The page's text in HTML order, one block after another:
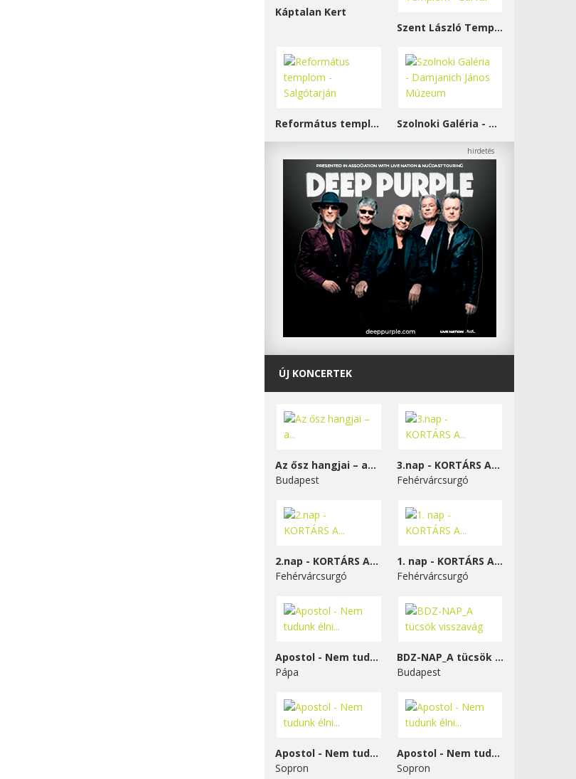
Káptalan Kert
Szent László Templom - Sárvár
Református templom - Salgótarján Szolnoki Galéria - Damjanich János Múzeum
ÚJ KONCERTEK
Az ősz hangjai – a...
Budapest
3.nap - KORTÁRS A...
Fehérvárcsurgó
2.nap - KORTÁRS A...
Fehérvárcsurgó
1. nap - KORTÁRS A...
Fehérvárcsurgó
Apostol - Nem tudunk élni...
Pápa
BDZ-NAP_A tücsök visszavág
Budapest
Apostol - Nem tudunk élni...
Sopron
Apostol - Nem tudunk élni...
Sopron